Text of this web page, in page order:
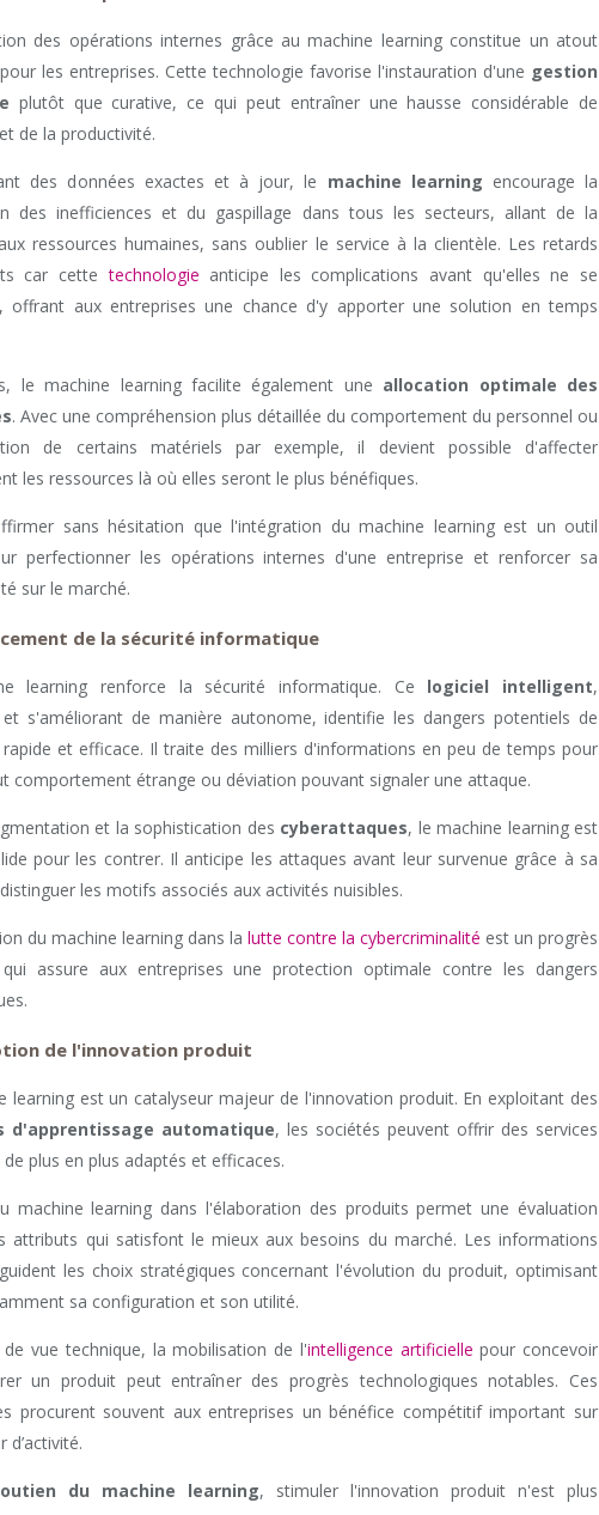
des opérations internes grâce au machine learning constitue un atout
les entreprises. Cette technologie favorise l'instauration d'une gestion
plutôt que curative, ce qui peut entraîner une hausse considérable de
de la productivité.
des données exactes et à jour, le machine learning encourage la
des inefficiences et du gaspillage dans tous les secteurs, allant de la
ressources humaines, sans oublier le service à la clientèle. Les retards
car cettetechnologie anticipe les complications avant qu'elles ne se
offrant aux entreprises une chance d'y apporter une solution en temps
le machine learning facilite également une allocation optimale des
. Avec une compréhension plus détaillée du comportement du personnel ou
de certains matériels par exemple, il devient possible d'affecter
les ressources là où elles seront le plus bénéfiques.
sans hésitation que l'intégration du machine learning est un outil
perfectionner les opérations internes d'une entreprise et renforcer sa
sur le marché.
de la sécurité informatique
learning renforce la sécurité informatique. Ce logiciel intelligent,
et s'améliorant de manière autonome, identifie les dangers potentiels de
et efficace. Il traite des milliers d'informations en peu de temps pour
comportement étrange ou déviation pouvant signaler une attaque.
et la sophistication des cyberattaques, le machine learning est
pour les contrer. Il anticipe les attaques avant leur survenue grâce à sa
les motifs associés aux activités nuisibles.
du machine learning dans la lutte contre la cybercriminalité est un progrès
assure aux entreprises une protection optimale contre les dangers
de l'innovation produit
learning est un catalyseur majeur de l'innovation produit. En exploitant des
d'apprentissage automatique, les sociétés peuvent offrir des services
plus en plus adaptés et efficaces.
machine learning dans l'élaboration des produits permet une évaluation
attributs qui satisfont le mieux aux besoins du marché. Les informations
les choix stratégiques concernant l'évolution du produit, optimisant
sa configuration et son utilité.
vue technique, la mobilisation de l'intelligence artificielle pour concevoir
un produit peut entraîner des progrès technologiques notables. Ces
procurent souvent aux entreprises un bénéfice compétitif important sur
d’activité.
du machine learning, stimuler l'innovation produit n'est plus